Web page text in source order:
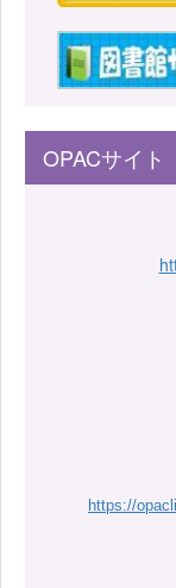
OPACサイト
https://